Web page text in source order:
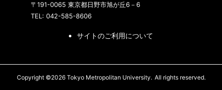
〒191-0065 東京都日野市旭が丘6－6
TEL: 042-585-8606
サイトのご利用について
Copyright ©2026 Tokyo Metropolitan University. All rights reserved.